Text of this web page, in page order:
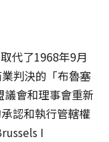
代了1968年9月
判決的「布魯塞
會和理事會重新
認和執行管轄權
I